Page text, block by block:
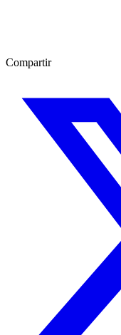
Compartir